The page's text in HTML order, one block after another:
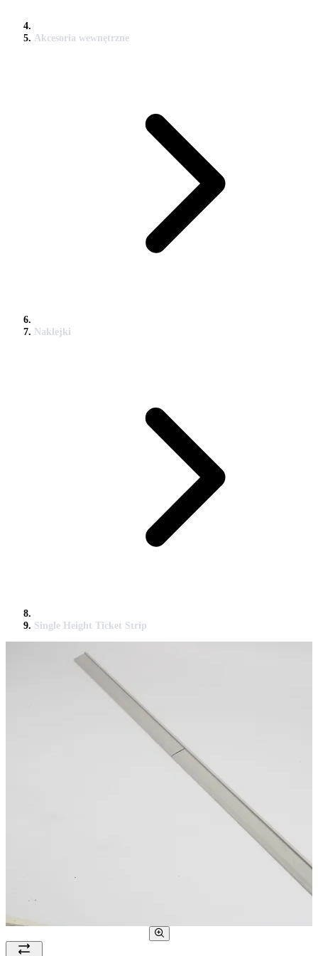
Akcesoria wewnętrzne
Naklejki
Single Height Ticket Strip